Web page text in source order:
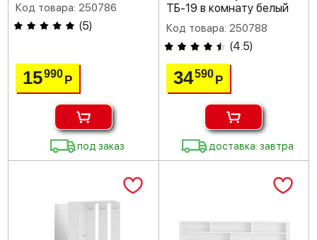
Код товара: 250786
(5)
15990Р
под заказ
ТБ-19 в комнату белый
Код товара: 250788
(4.5)
34590 Р
доставка: завтра